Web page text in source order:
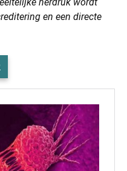
en een directe